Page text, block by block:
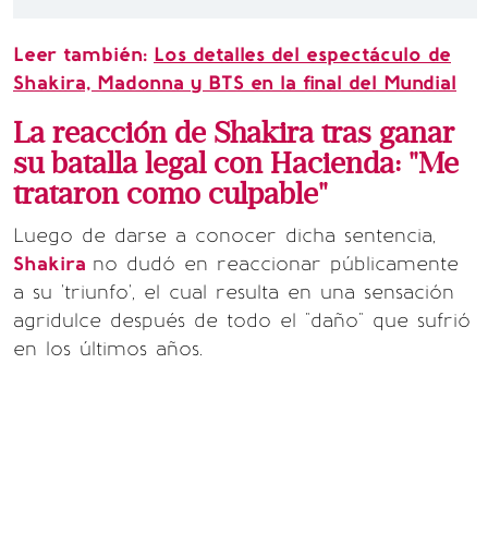
Leer también: Los detalles del espectáculo de
Shakira, Madonna y BTS en la final del Mundial
La reacción de Shakira tras ganar
su batalla legal con Hacienda: "Me
trataron como culpable"
Luego de darse a conocer dicha sentencia,
Shakira no dudó en reaccionar públicamente
a su 'triunfo', el cual resulta en una sensación
agridulce después de todo el "daño" que sufrió
en los últimos años.